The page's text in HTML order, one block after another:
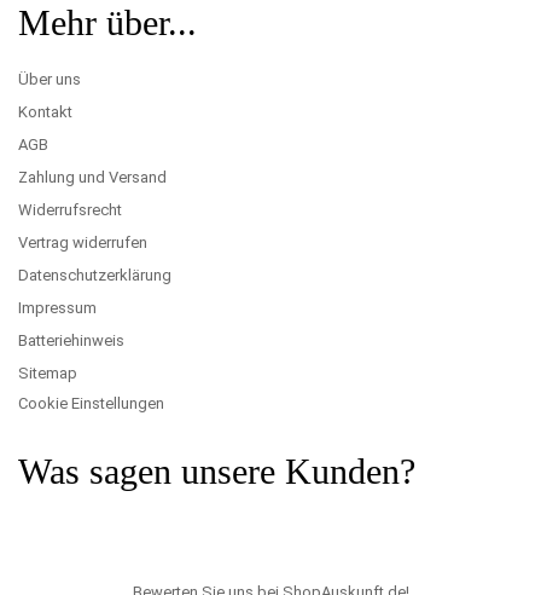
Mehr über...
Über uns
Kontakt
AGB
Zahlung und Versand
Widerrufsrecht
Vertrag widerrufen
Datenschutzerklärung
Impressum
Batteriehinweis
Sitemap
Cookie Einstellungen
Was sagen unsere Kunden?